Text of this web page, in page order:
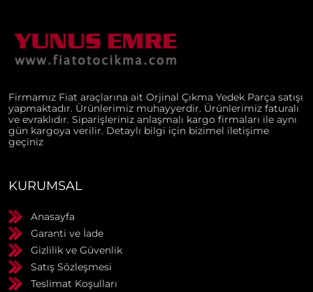
Firmamız Fiat araçlarına ait Orjinal Çıkma Yedek Parça satışı
yapmaktadır. Ürünlerimiz muhayyerdir. Ürünlerimiz faturalı
ve evraklıdır. Siparişleriniz anlaşmalı kargo firmaları ile aynı
gün kargoya verilir. Detaylı bilgi için bizimel iletişime
geçiniz
KURUMSAL
Anasayfa
Garanti ve İade
Gizlilik ve Güvenlik
Satış Sözleşmesi
Teslimat Koşulları